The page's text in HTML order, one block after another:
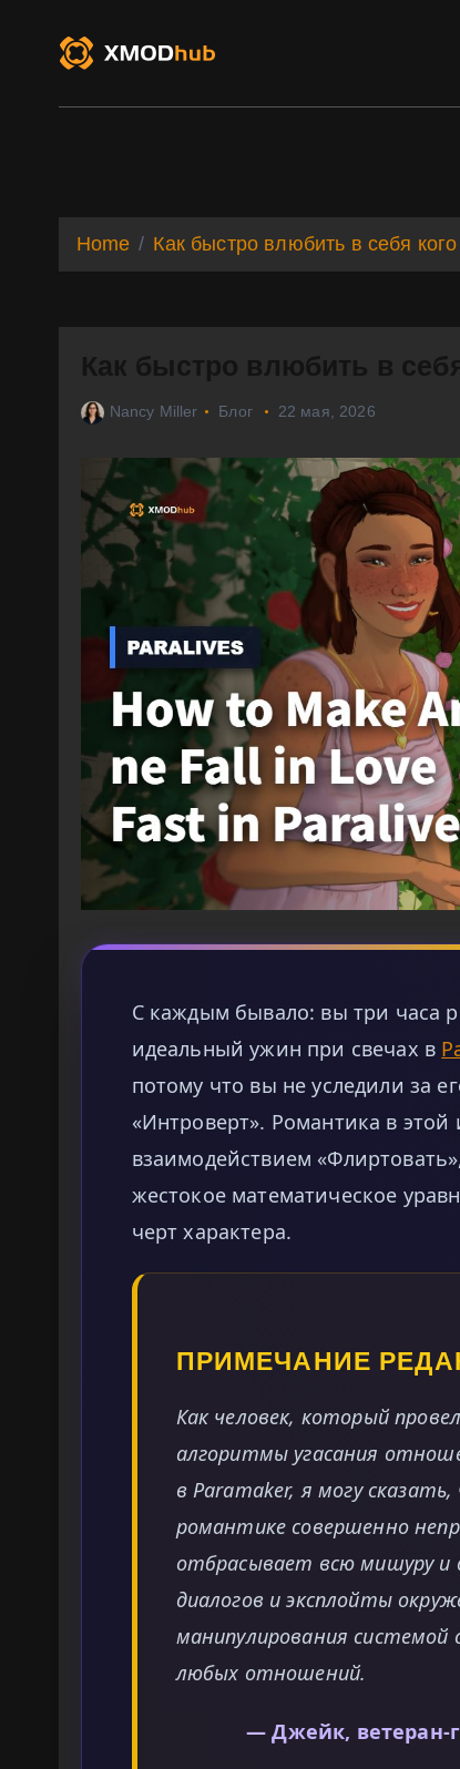
Home Как быстро влюбить в себя
Как быстро влюбить в
Nancy Miller Блог 22 мая, 2026
С каждым бывало: вы три часа
идеальный ужин при свечах в
потому что вы не уследили за
«Интроверт». Романтика в
взаимодействием
жестокое математическое
черт характера.
ПРИМЕЧАНИЕ
Как человек, который
алгоритмы угасания
в Paramaker, я могу
романтике совершенно
отбрасывает всю мишуру
диалогов и эксплойты
манипулирования системой
любых отношений.
— Джейк, ветеран-